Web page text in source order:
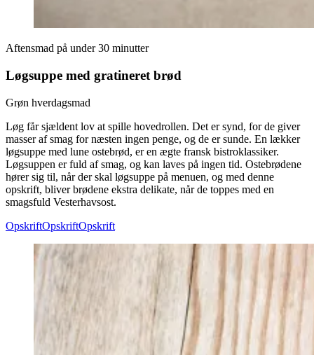
Aftensmad på under 30 minutter
Løgsuppe med gratineret brød
Grøn hverdagsmad
Løg får sjældent lov at spille hovedrollen. Det er synd, for de giver
masser af smag for næsten ingen penge, og de er sunde. En lækker
løgsuppe med lune ostebrød, er en ægte fransk bistroklassiker.
Løgsuppen er fuld af smag, og kan laves på ingen tid. Ostebrødene
hører sig til, når der skal løgsuppe på menuen, og med denne
opskrift, bliver brødene ekstra delikate, når de toppes med en
smagsfuld Vesterhavsost.
OpskriftOpskriftOpskrift